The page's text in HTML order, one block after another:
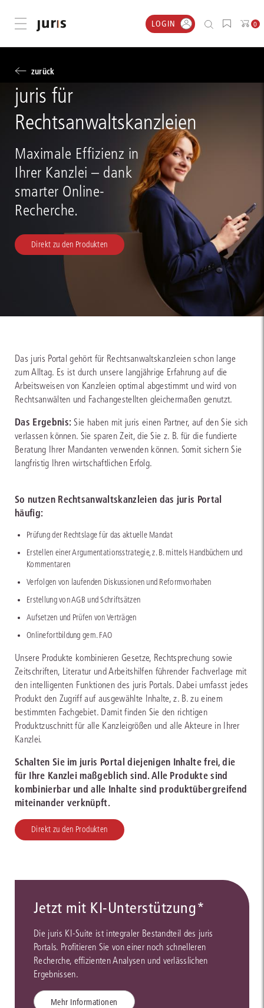
Menü öffnen LOGIN 0
zurück
juris für
Rechtsanwaltskanzleien
Maximale Effizienz in
Ihrer Kanzlei – dank
smarter Online-
Recherche.
Direkt zu den Produkten
Das juris Portal gehört für Rechtsanwaltskanzleien schon lange
zum Alltag. Es ist durch unsere langjährige Erfahrung auf die
Arbeitsweisen von Kanzleien optimal abgestimmt und wird von
Rechtsanwälten und Fachangestellten gleichermaßen genutzt.
Das Ergebnis: Sie haben mit juris einen Partner, auf den Sie sich
verlassen können. Sie sparen Zeit, die Sie z. B. für die fundierte
Beratung Ihrer Mandanten verwenden können. Somit sichern Sie
langfristig Ihren wirtschaftlichen Erfolg.
So nutzen Rechtsanwaltskanzleien das juris Portal
häufig:
Prüfung der Rechtslage für das aktuelle Mandat
Erstellen einer Argumentationsstrategie, z. B. mittels Handbüchern und
Kommentaren
Verfolgen von laufenden Diskussionen und Reformvorhaben
Erstellung von AGB und Schriftsätzen
Aufsetzen und Prüfen von Verträgen
Onlinefortbildung gem. FAO
Unsere Produkte kombinieren Gesetze, Rechtsprechung sowie
Zeitschriften, Literatur und Arbeitshilfen führender Fachverlage mit
den intelligenten Funktionen des juris Portals. Dabei umfasst jedes
Produkt den Zugriff auf ausgewählte Inhalte, z. B. zu einem
bestimmten Fachgebiet. Damit finden Sie den richtigen
Produktzuschnitt für alle Kanzleigrößen und alle Akteure in Ihrer
Kanzlei.
Schalten Sie im juris Portal diejenigen Inhalte frei, die
für Ihre Kanzlei maßgeblich sind. Alle Produkte sind
kombinierbar und alle Inhalte sind produktübergreifend
miteinander verknüpft.
Direkt zu den Produkten
Jetzt mit KI-Unterstützung*
Die juris KI-Suite ist integraler Bestandteil des juris
Portals. Profitieren Sie von einer noch schnelleren
Recherche, effizienten Analysen und verlässlichen
Ergebnissen.
Mehr Informationen